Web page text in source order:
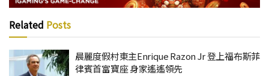
Related Posts
晨麗度假村東主Enrique Razon Jr 登上福布斯菲
律賓首富寶座 身家遙遙領先